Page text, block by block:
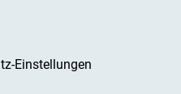
Einstellungen